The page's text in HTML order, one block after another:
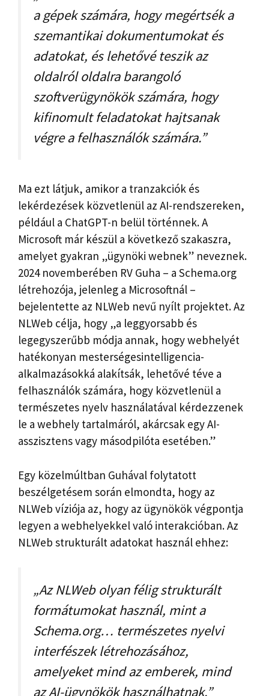
a gépek számára, hogy megértsék a
szemantikai dokumentumokat és
adatokat, és lehetővé teszik az
oldalról oldalra barangoló
szoftverügynökök számára, hogy
kifinomult feladatokat hajtsanak
végre a felhasználók számára.”
Ma ezt látjuk, amikor a tranzakciók és
lekérdezések közvetlenül az AI-rendszereken,
például a ChatGPT-n belül történnek. A
Microsoft már készül a következő szakaszra,
amelyet gyakran „ügynöki webnek” neveznek.
2024 novemberében RV Guha – a Schema.org
létrehozója, jelenleg a Microsoftnál –
bejelentette az NLWeb nevű nyílt projektet. Az
NLWeb célja, hogy „a leggyorsabb és
legegyszerűbb módja annak, hogy webhelyét
hatékonyan mesterségesintelligencia-
alkalmazásokká alakítsák, lehetővé téve a
felhasználók számára, hogy közvetlenül a
természetes nyelv használatával kérdezzenek
le a webhely tartalmáról, akárcsak egy AI-
asszisztens vagy másodpilóta esetében.”
Egy közelmúltban Guhával folytatott
beszélgetésem során elmondta, hogy az
NLWeb víziója az, hogy az ügynökök végpontja
legyen a webhelyekkel való interakcióban. Az
NLWeb strukturált adatokat használ ehhez:
„Az NLWeb olyan félig strukturált
formátumokat használ, mint a
Schema.org… természetes nyelvi
interfészek létrehozásához,
amelyeket mind az emberek, mind
az AI-ügynökök használhatnak.”